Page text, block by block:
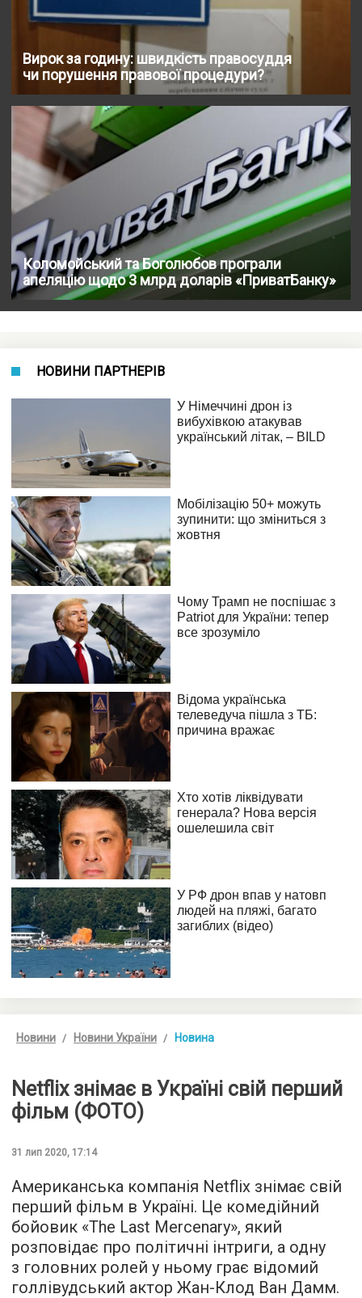
Вирок за годину: швидкість правосуддя
чи порушення правової процедури?
Коломойський та Боголюбов програли
апеляцію щодо 3 млрд доларів «ПриватБанку»
НОВИНИ ПАРТНЕРІВ
Новини Новини України Новина
Netflix знімає в Україні свій перший
фільм (ФОТО)
31 лип 2020, 17:14
Американська компанія Netflix знімає свій
перший фільм в Україні. Це комедійний
бойовик «The Last Mercenary», який
розповідає про політичні інтриги, а одну
з головних ролей у ньому грає відомий
голлівудський актор Жан-Клод Ван Дамм.